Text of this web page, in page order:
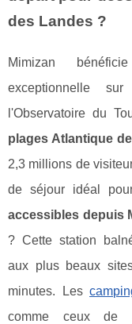
des Landes ?
Mimizan
exceptionnelle
l'Observatoire du
plages Atlantique
2,3 millions de
de séjour idéal
accessibles depuis
? Cette station
aux plus beaux
minutes. Les
comme ceux de